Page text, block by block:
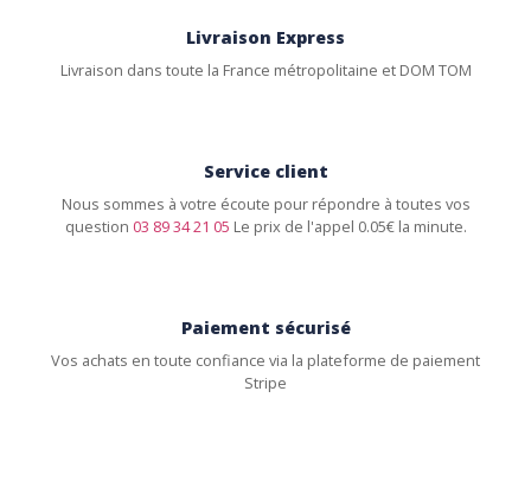
Livraison Express
Livraison dans toute la France métropolitaine et DOM TOM
Service client
Nous sommes à votre écoute pour répondre à toutes vos
question 03 89 34 21 05 Le prix de l'appel 0.05€ la minute.
Paiement sécurisé
Vos achats en toute confiance via la plateforme de paiement
Stripe